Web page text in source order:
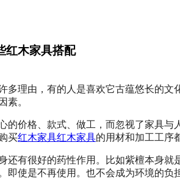
红木家具搭配
多理由，有的人是喜欢它古蕴悠长的文
素。
价格、款式、做工，而忽视了家具与
买红木家具红木家具的用材和加工工序
还有很好的药性作用。比如紫檀本身
即使是不再使用。也不会成为环境的负